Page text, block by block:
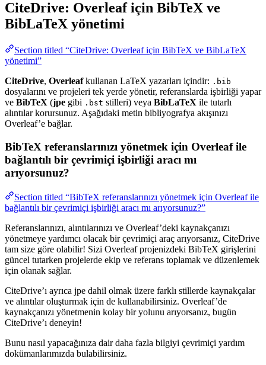
CiteDrive: Overleaf için BibTeX ve
BibLaTeX yönetimi
Section titled “CiteDrive: Overleaf için BibTeX ve BibLaTeX
yönetimi”
CiteDrive, Overleafkullanan LaTeX yazarları içindir: .bib
dosyalarını ve projeleri tek yerde yönetir, referanslarda işbirliği yapar
ve BibTeX (jpe gibi .bst stilleri) veya BibLaTeX ile tutarlı
alıntılar korursunuz. Aşağıdaki metin bibliyografya akışınızı
Overleaf’e bağlar.
BibTeX referanslarınızı yönetmek için Overleaf ile
bağlantılı bir çevrimiçi işbirliği aracı mı
arıyorsunuz?
Section titled “BibTeX referanslarınızı yönetmek için Overleaf ile
bağlantılı bir çevrimiçi işbirliği aracı mı arıyorsunuz?”
Referanslarınızı, alıntılarınızı ve Overleaf’deki kaynakçanızı
yönetmeye yardımcı olacak bir çevrimiçi araç arıyorsanız, CiteDrive
tam size göre olabilir! Sizi Overleaf projenizdeki BibTeX girişlerini
güncel tutarken projelerde ekip ve referans toplamak ve düzenlemek
için olanak sağlar.
CiteDrive’ı ayrıca jpe dahil olmak üzere farklı stillerde kaynakçalar
ve alıntılar oluşturmak için de kullanabilirsiniz. Overleaf’de
kaynakçanızı yönetmenin kolay bir yolunu arıyorsanız, bugün
CiteDrive’ı deneyin!
Bunu nasıl yapacağınıza dair daha fazla bilgiyi çevrimiçi yardım
dokümanlarımızda bulabilirsiniz.